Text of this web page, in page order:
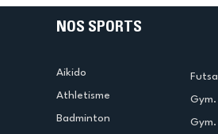
NOS SPORTS
Aikido
Athletisme
Badminton